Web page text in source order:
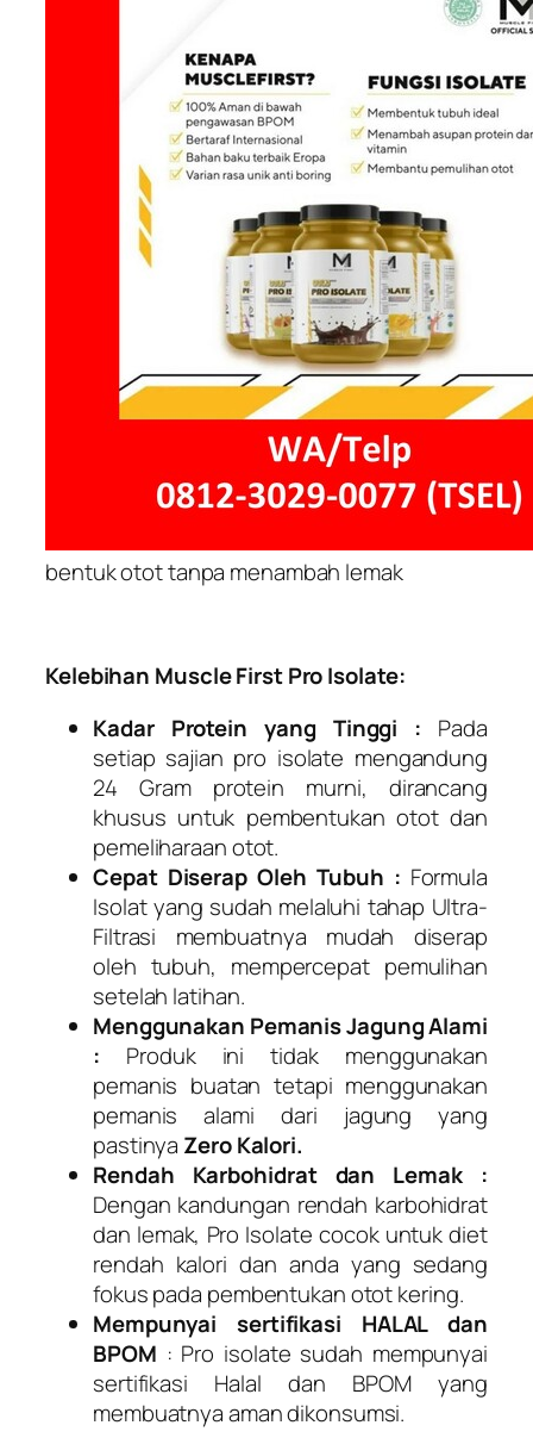
bentuk otot tanpa menambah lemak
Kelebihan Muscle First Pro Isolate:
Kadar Protein yang Tinggi : Pada
setiap sajian pro isolate mengandung
24 Gram protein murni, dirancang
khusus untuk pembentukan otot dan
pemeliharaan otot.
Cepat Diserap Oleh Tubuh : Formula
Isolat yang sudah melaluhi tahap Ultra-
Filtrasi membuatnya mudah diserap
oleh tubuh, mempercepat pemulihan
setelah latihan.
Menggunakan Pemanis Jagung Alami
: Produk ini tidak menggunakan
pemanis buatan tetapi menggunakan
pemanis alami dari jagung yang
pastinya Zero Kalori.
Rendah Karbohidrat dan Lemak :
Dengan kandungan rendah karbohidrat
dan lemak, Pro Isolate cocok untuk diet
rendah kalori dan anda yang sedang
fokus pada pembentukan otot kering.
Mempunyai sertifikasi HALAL dan
BPOM : Pro isolate sudah mempunyai
sertifikasi Halal dan BPOM yang
membuatnya aman dikonsumsi.